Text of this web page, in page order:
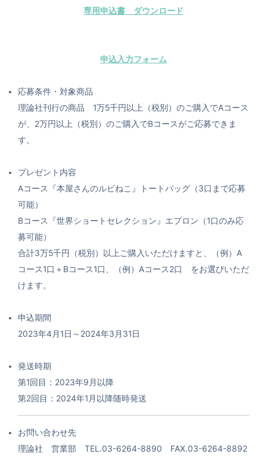
専用申込書 ダウンロード
申込入力フォーム
応募条件・対象商品
理論社刊行の商品 1万5千円以上（税別）のご購入でAコース
が、2万円以上（税別）のご購入でBコースがご応募できま
す。
プレゼント内容
Aコース『本屋さんのルビねこ』トートバッグ（3口まで応募
可能）
Bコース『世界ショートセレクション』エプロン（1口のみ応
募可能）
合計3万5千円（税別）以上ご購入いただけますと、（例）A
コース1口＋Bコース1口、（例）Aコース2口 をお選びいただ
けます。
申込期間
2023年4月1日～2024年3月31日
発送時期
第1回目：2023年9月以降
第2回目：2024年1月以降随時発送
お問い合わせ先
理論社 営業部 TEL.03-6264-8890 FAX.03-6264-8892